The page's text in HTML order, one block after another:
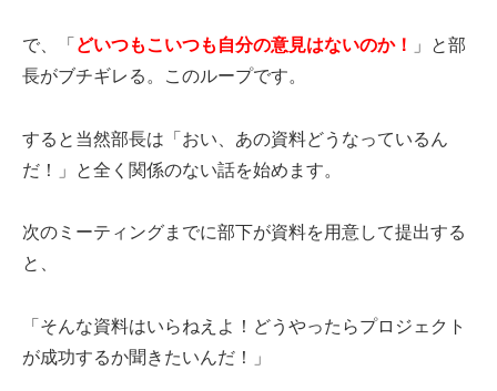
で、「 どいつもこいつも自分の意見はないのか！
」と部
長がブチギレる。このループです。
すると当然部長は「おい、あの資料どうなっているん
だ！」と全く関係のない話を始めます。
次のミーティングまでに部下が資料を用意して提出する
と、
「そんな資料はいらねえよ！どうやったらプロジェクト
が成功するか聞きたいんだ！」